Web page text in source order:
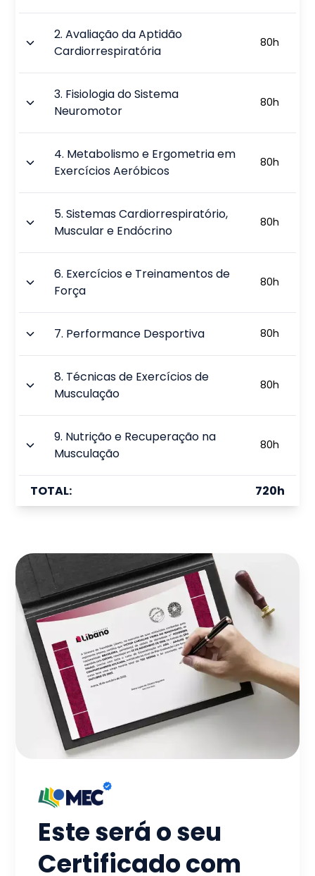
2.Avaliação da Aptidão
Cardiorrespiratória
80h
3. Fisiologia do Sistema
Neuromotor
80h
4. Metabolismo e Ergometria em
Exercícios Aeróbicos
80h
5.Sistemas Cardiorrespiratório,
Muscular e Endócrino
80h
6. Exercícios e Treinamentos de
Força
80h
7. Performance Desportiva 80h
8. Técnicas de Exercícios de
Musculação
80h
9. Nutrição e Recuperação na
Musculação
80h
TOTAL: 720h
Este será o seu
Certificado com